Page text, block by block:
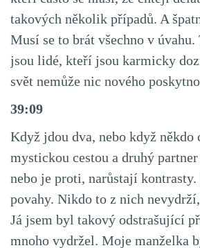
takových několik případů. A
Musí se to brát všechno v
jsou lidé, kteří jsou karmicky
svět nemůže nic nového
39:09
Když jdou dva, nebo když někdo
mystickou cestou a druhý
nebo je proti, narůstají
povahy. Nikdo to z nich
Já jsem byl takový odstrašující
mnoho vydržel. Moje manželka